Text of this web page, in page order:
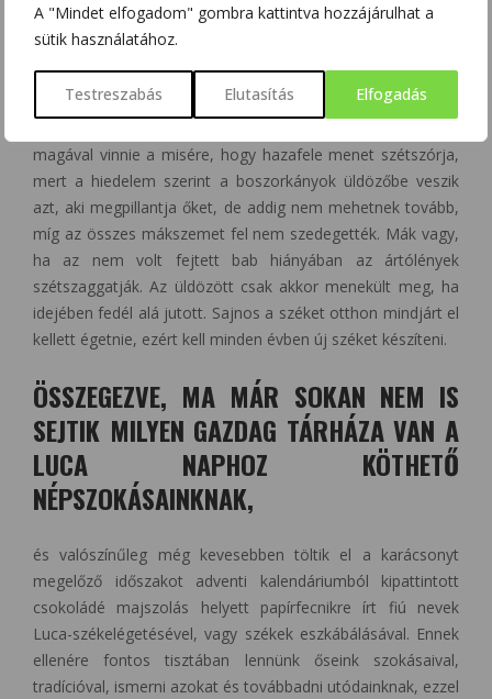
A "Mindet elfogadom" gombra kattintva hozzájárulhat a
sütik használatához.
Testreszabás Elutasítás Elfogadás
megszentelt krétával, és csak így ismerhették fel a
boszorkákat, akik bika szarvat, agancsot vagy tollas fejdíszt
viseltek.
magával vinnie a misére, hogy hazafele menet szétszórja,
mert a hiedelem szerint a boszorkányok üldözőbe veszik
azt, aki megpillantja őket, de addig nem mehetnek tovább,
míg az összes mákszemet fel nem szedegették. Mák vagy,
ha az nem volt fejtett bab hiányában az ártólények
szétszaggatják. Az üldözött csak akkor menekült meg, ha
idejében fedél alá jutott. Sajnos a széket otthon mindjárt el
kellett égetnie, ezért kell minden évben új széket készíteni.
ÖSSZEGEZVE, MA MÁR SOKAN NEM IS
SEJTIK MILYEN GAZDAG TÁRHÁZA VAN A
LUCA NAPHOZ KÖTHETŐ
NÉPSZOKÁSAINKNAK,
és valószínűleg még kevesebben töltik el a karácsonyt
megelőző időszakot adventi kalendáriumból kipattintott
csokoládé majszolás helyett papírfecnikre írt fiú nevek
Luca-székelégetésével, vagy székek eszkábálásával. Ennek
ellenére fontos tisztában lennünk őseink szokásaival,
tradícióval, ismerni azokat és továbbadni utódainknak, ezzel